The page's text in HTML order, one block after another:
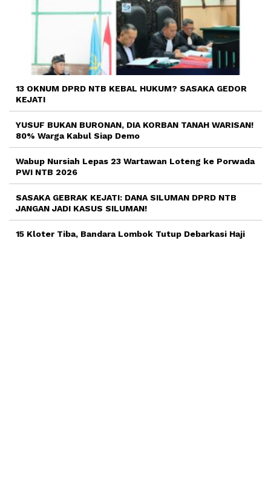
13 OKNUM DPRD NTB KEBAL HUKUM? SASAKA GEDOR
KEJATI
YUSUF BUKAN BURONAN, DIA KORBAN TANAH WARISAN!
80% Warga Kabul Siap Demo
Wabup Nursiah Lepas 23 Wartawan Loteng ke Porwada
PWI NTB 2026
SASAKA GEBRAK KEJATI: DANA SILUMAN DPRD NTB
JANGAN JADI KASUS SILUMAN!
15 Kloter Tiba, Bandara Lombok Tutup Debarkasi Haji